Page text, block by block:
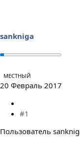
sankniga
МЕСТНЫЙ
20 Февраль 2017
#1
Пользователь